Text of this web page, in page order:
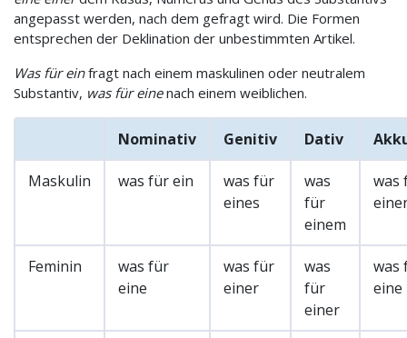
angepasst werden, nach dem gefragt wird. Die Formen
entsprechen der Deklination der unbestimmten Artikel.
Was für einfragt nach einem maskulinen oder neutralem
Substantiv, was für einenach einem weiblichen.
Nominativ Genitiv Dativ
Maskulin was für ein
was für
eines
was
für
einem
was
Feminin
was für
eine
was für
einer
was
für
einer
was
eine